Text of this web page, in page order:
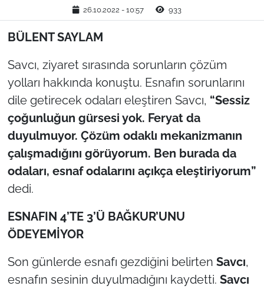
26.10.2022 - 10:57 933
BÜLENT SAYLAM
Savcı, ziyaret sırasında sorunların çözüm
yolları hakkında konuştu. Esnafın sorunlarını
dile getirecek odaları eleştiren Savcı, “Sessiz
çoğunluğun gürsesi yok. Feryat da
duyulmuyor. Çözüm odaklı mekanizmanın
çalışmadığını görüyorum. Ben burada da
odaları, esnaf odalarını açıkça eleştiriyorum”
dedi.
ESNAFIN 4’TE 3’Ü BAĞKUR’UNU
ÖDEYEMİYOR
Son günlerde esnafı gezdiğini belirten Savcı,
esnafın sesinin duyulmadığını kaydetti. Savcı
YAŞAM
TEKİRDAĞ
KIRKLARELİ
ÇANAKKALE
TÜRKİYE
Güvenlik
Genel